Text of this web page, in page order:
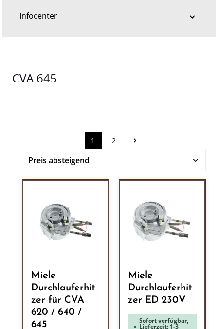
Infocenter
CVA 645
Seite
1 Seite
2
Miele
Durchlauferhit
zer für CVA
620 / 640 /
645
Miele
Durchlauferhit
zer ED 230V
Sofort verfügbar,
Lieferzeit: 1-3